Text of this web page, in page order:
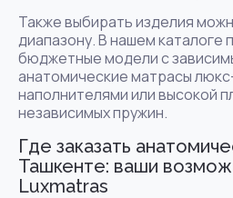
Также выбирать изделия
диапазону. В нашем каталоге
бюджетные модели с
анатомические матрасы
наполнителями или высокой
независимых пружин.
Где заказать
Ташкенте: ваши
Luxmatras